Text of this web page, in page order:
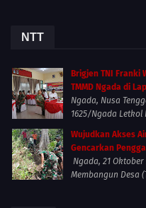
NTT
Brigjen TNI Franki
TMMD Ngada di
Ngada, Nusa
1625/Ngada Letkol
Wujudkan Akses
Gencarkan
Ngada, 21
Membangun Desa